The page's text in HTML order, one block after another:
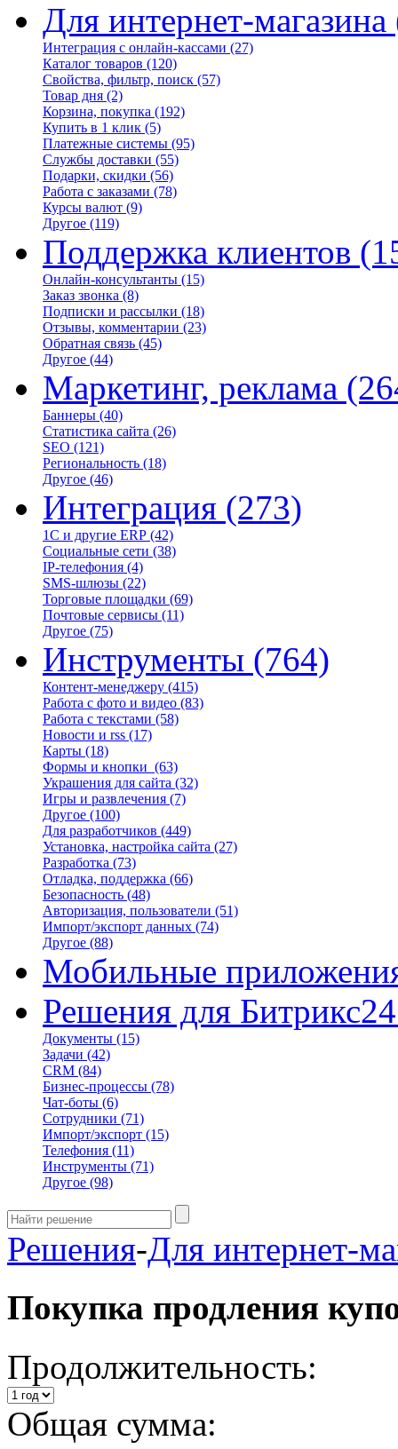
Для интернет-магазина
Интеграция с онлайн-кассами (27)
Каталог товаров (120)
Свойства, фильтр, поиск (57)
Товар дня (2)
Корзина, покупка (192)
Купить в 1 клик (5)
Платежные системы (95)
Службы доставки (55)
Подарки, скидки (56)
Работа с заказами (78)
Курсы валют (9)
Другое (119)
Поддержка клиентов
Онлайн-консультанты (15)
Заказ звонка (8)
Подписки и рассылки (18)
Отзывы, комментарии (23)
Обратная связь (45)
Другое (44)
Маркетинг, реклама
Баннеры (40)
Статистика сайта (26)
SEO (121)
Региональность (18)
Другое (46)
Интеграция (273)
1С и другие ERP (42)
Социальные сети (38)
IP-телефония (4)
SMS-шлюзы (22)
Торговые площадки (69)
Почтовые сервисы (11)
Другое (75)
Инструменты (764)
Контент-менеджеру (415)
Работа с фото и видео (83)
Работа с текстами (58)
Новости и rss (17)
Карты (18)
Формы и кнопки (63)
Украшения для сайта (32)
Игры и развлечения (7)
Другое (100)
Для разработчиков (449)
Установка, настройка сайта (27)
Разработка (73)
Отладка, поддержка (66)
Безопасность (48)
Авторизация, пользователи (51)
Импорт/экспорт данных (74)
Другое (88)
Мобильные
Решения для Битрикс24
Документы (15)
Задачи (42)
CRM (84)
Бизнес-процессы (78)
Чат-боты (6)
Сотрудники (71)
Импорт/экспорт (15)
Телефония (11)
Инструменты (71)
Другое (98)
Решения-Для интернет-
Покупка продления
Продолжительность:
Общая сумма: